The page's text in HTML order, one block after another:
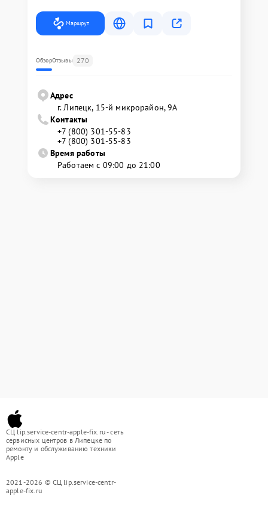
Маршрут
ОбзорОтзывы 270
Адрес
г. Липецк, 15-й микрорайон, 9А
Контакты
+7 (800) 301-55-83
+7 (800) 301-55-83
Время работы
Работаем с 09:00 до 21:00
СЦ lip.service-centr-apple-fix.ru - сеть
сервисных центров в Липецке по
ремонту и обслуживанию техники
Apple
2021-2026 © СЦ lip.service-centr-
apple-fix.ru